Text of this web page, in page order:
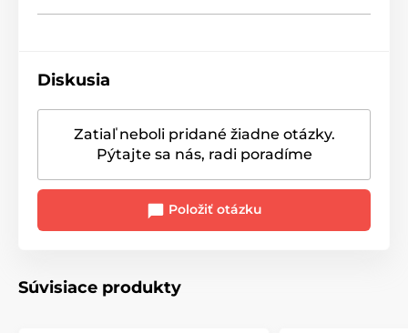
Diskusia
Zatiaľ neboli pridané žiadne otázky.
Pýtajte sa nás, radi poradíme
Položiť otázku
Súvisiace produkty